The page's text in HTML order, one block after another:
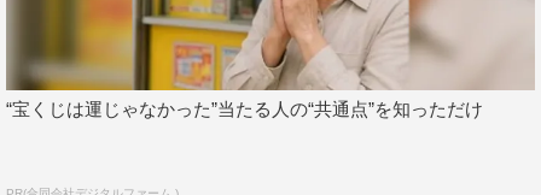
“宝くじは運じゃなかった”当たる人の“共通点”を知っただけ